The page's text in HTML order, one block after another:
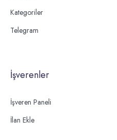
Kategoriler
Telegram
İşverenler
İşveren Paneli
İlan Ekle